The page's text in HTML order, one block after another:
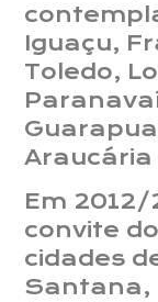
Iguaçu,
Toledo,
Araucária
Em
convite
cidades
Santana,